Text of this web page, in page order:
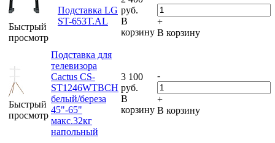
Быстрый
просмотр
Подставка LG
ST-653T.AL
руб.
В
корзину
+
В корзину
Быстрый
просмотр
Подставка для
телевизора
Cactus CS-
ST1246WTBCH
белый/береза
45"-65"
макс.32кг
напольный
3 100
руб.
В
корзину
-
+
В корзину